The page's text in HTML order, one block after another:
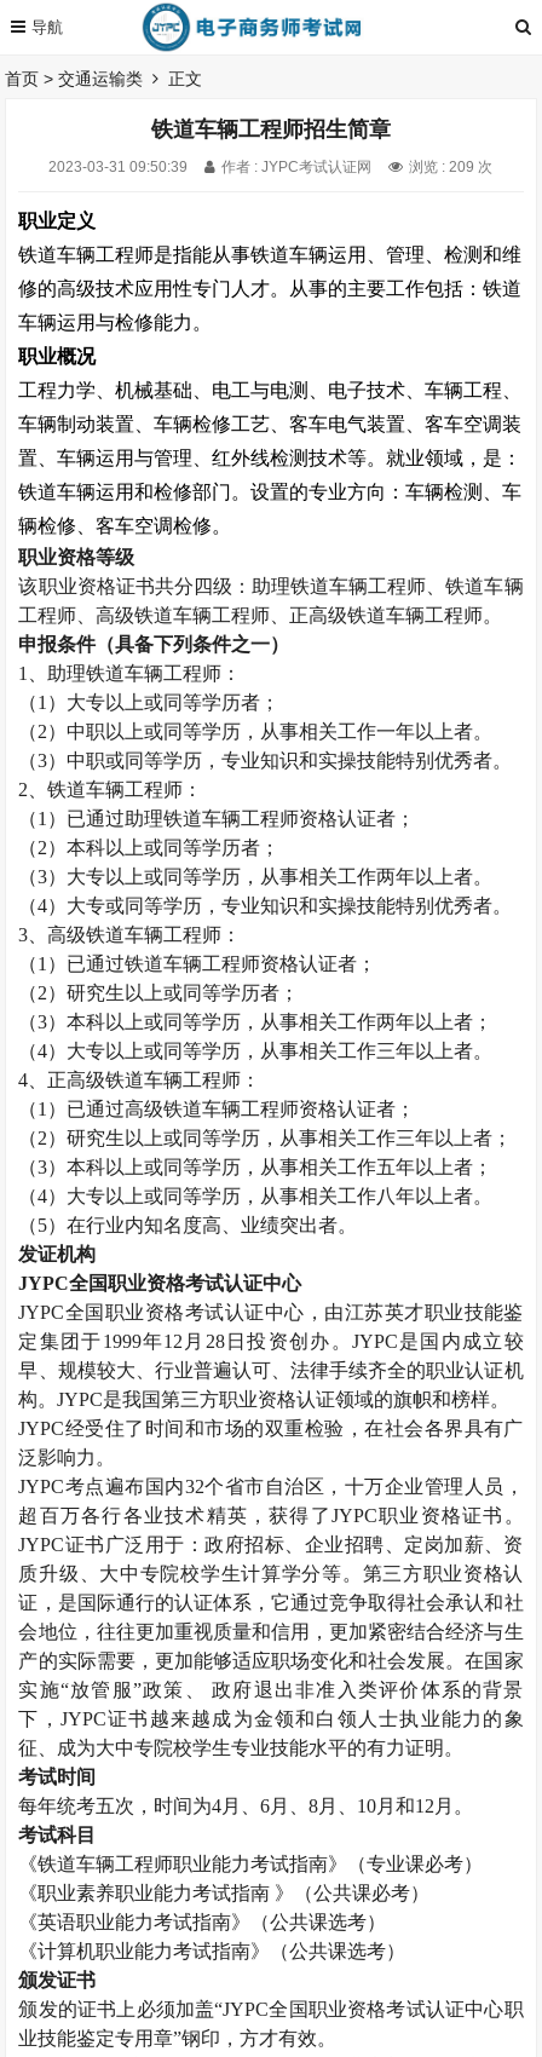
首页 >交通运输类 正文
铁道车辆工程师招生简章
2023-03-31 09:50:39 作者 : JYPC考试认证网 浏览 : 209 次
职业定义
铁道车辆工程师是指能从事铁道车辆运用、管理、检测和维
修的高级技术应用性专门人才。从事的主要工作包括：铁道
车辆运用与检修能力。
职业概况
工程力学、机械基础、电工与电测、电子技术、车辆工程、
车辆制动装置、车辆检修工艺、客车电气装置、客车空调装
置、车辆运用与管理、红外线检测技术等。就业领域，是：
铁道车辆运用和检修部门。设置的专业方向：车辆检测、车
辆检修、客车空调检修。
职业资格等级
该职业资格证书共分四级：助理铁道车辆工程师、铁道车辆
工程师、高级铁道车辆工程师、正高级铁道车辆工程师。
申报条件（具备下列条件之一）
1
、助理铁道车辆工程师：
（1 ）大专以上或同等学历者；
（2）中职以上或同等学历，从事相关工作一年以上者。
（3）中职或同等学历，专业知识和实操技能特别优秀者。
2 、铁道车辆工程师：
（1 ）已通过助理铁道车辆工程师资格认证者；
（2）本科以上或同等学历者；
（3）大专以上或同等学历，从事相关工作两年以上者。
（4）大专或同等学历，专业知识和实操技能特别优秀者。
3 、高级铁道车辆工程师：
（1 ）已通过铁道车辆工程师资格认证者；
（2）研究生以上或同等学历者；
（3）本科以上或同等学历，从事相关工作两年以上者；
（4）大专以上或同等学历，从事相关工作三年以上者。
4 、正高级铁道车辆工程师：
（1 ）已通过高级铁道车辆工程师资格认证者；
（2）研究生以上或同等学历，从事相关工作三年以上者；
（3）本科以上或同等学历，从事相关工作五年以上者；
（4）大专以上或同等学历，从事相关工作八年以上者。
（5）在行业内知名度高、业绩突出者。
发证机构
JYPC全国职业资格考试认证中心
JYPC全国职业资格考试认证中心，由江苏英才职业技能鉴
定集团于1999年12 月 28日投资创办。 JYPC是国内成立较
早、规模较大、行业普遍认可、法律手续齐全的职业认证机
构。JYPC是我国第三方职业资格认证领域的旗帜和榜样。
JYPC经受住了时间和市场的双重检验，在社会各界具有广
泛影响力。
JYPC考点遍布国内32个省市自治区，十万企业管理人员，
超百万各行各业技术精英，获得了JYPC职业资格证书。
JYPC证书广泛用于：政府招标、企业招聘、定岗加薪、资
质升级、大中专院校学生计算学分等。第三方职业资格认
证，是国际通行的认证体系，它通过竞争取得社会承认和社
会地位，往往更加重视质量和信用，更加紧密结合经济与生
产的实际需要，更加能够适应职场变化和社会发展。在国家
实施“放管服”政策、 政府退出非准入类评价体系的背景
下， JYPC证书越来越成为金领和白领人士执业能力的象
征、成为大中专院校学生专业技能水平的有力证明。
考试时间
每年统考五次，时间为4月、6月、8月、 10月和12 月。
考试科目
《铁道车辆工程师职业能力考试指南》（专业课必考）
《职业素养职业能力考试指南 》（公共课必考）
《英语职业能力考试指南》（公共课选考）
《计算机职业能力考试指南》（公共课选考）
颁发证书
颁发的证书上必须加盖“JYPC全国职业资格考试认证中心职
业技能鉴定专用章”钢印，方才有效。